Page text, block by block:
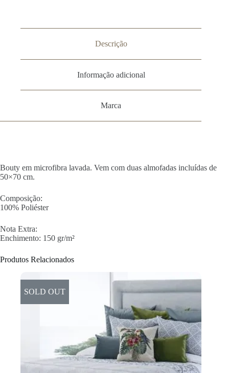
Descrição
Informação adicional
Marca
Bouty em microfibra lavada. Vem com duas almofadas incluídas de
50×70 cm.
Composição:
100% Poliéster
Nota Extra:
Enchimento: 150 gr/m²
Produtos Relacionados
SOLD OUT